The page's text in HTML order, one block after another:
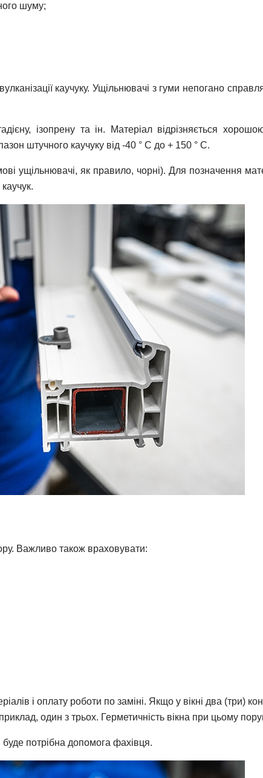
шуму;
каучуку. Ущільнювачі з гуми непогано
ізопрену та ін. Матеріал відрізняється
штучного каучуку від -40 ° С до + 150 ° С.
ущільнювачі, як правило, чорні). Для позначення
Важливо також враховувати:
і оплату роботи по заміні. Якщо у вікні два (три)
один з трьох. Герметичність вікна при цьому
потрібна допомога фахівця.